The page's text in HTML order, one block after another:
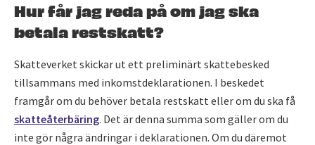
Hur får jag reda på om jag ska
betala restskatt?
Skatteverket skickar ut ett preliminärt skattebesked
tillsammans med inkomstdeklarationen. I beskedet
framgår om du behöver betala restskatt eller om du ska få
skatteåterbäring. Det är denna summa som gäller om du
inte gör några ändringar i deklarationen. Om du däremot